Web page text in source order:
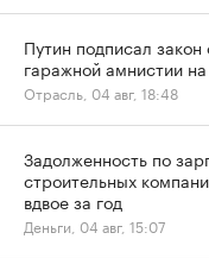
Путин подписал
гаражной амнистии на
Отрасль, 04 авг, 18:48
Задолженность по
строительных
вдвое за год
Деньги, 04 авг, 15:07